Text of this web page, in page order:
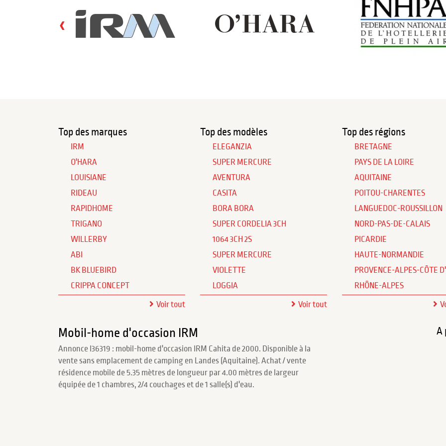
‹
Top des marques
IRM
O'HARA
LOUISIANE
RIDEAU
RAPIDHOME
TRIGANO
WILLERBY
ABI
BK BLUEBIRD
CRIPPA CONCEPT
Voir tout
Top des modèles
ELEGANZIA
SUPER MERCURE
AVENTURA
CASITA
BORA BORA
SUPER CORDELIA 3CH
1064 3CH 2S
SUPER MERCURE
VIOLETTE
LOGGIA
Voir tout
Top des régions
BRETAGNE
PAYS DE LA LOIRE
AQUITAINE
POITOU-CHARENTES
LANGUEDOC-ROUSSILLON
NORD-PAS-DE-CALAIS
PICARDIE
HAUTE-NORMANDIE
PROVENCE-ALPES-CÔTE
RHÔNE-ALPES
Mobil-home d'occasion IRM
Annonce I36319 : mobil-home d'occasion IRM Cahita de 2000. Disponible à la
vente sans emplacement de camping en Landes (Aquitaine). Achat / vente
résidence mobile de 5.35 mètres de longueur par 4.00 mètres de largeur
équipée de 1 chambres, 2/4 couchages et de 1 salle(s) d'eau.
A